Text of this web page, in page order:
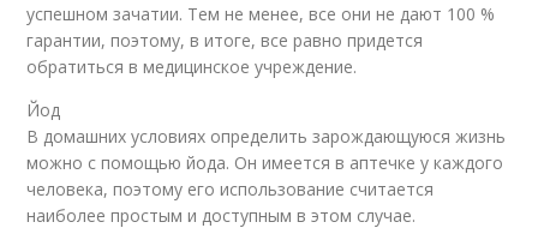
успешном зачатии. Тем не менее, все они не дают 100 %
гарантии, поэтому, в итоге, все равно придется
обратиться в медицинское учреждение.
Йод
В домашних условиях определить зарождающуюся жизнь
можно с помощью йода. Он имеется в аптечке у каждого
человека, поэтому его использование считается
наиболее простым и доступным в этом случае.